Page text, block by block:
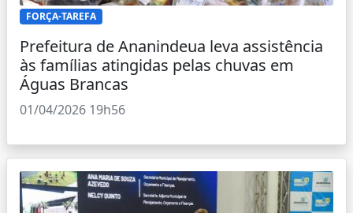
FORÇA-TAREFA
Prefeitura de Ananindeua leva assistência
às famílias atingidas pelas chuvas em
Águas Brancas
01/04/2026 19h56